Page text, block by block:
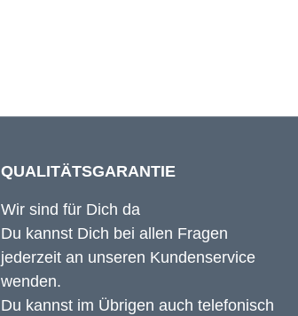
QUALITÄTSGARANTIE
Wir sind für Dich da
Du kannst Dich bei allen Fragen
jederzeit an unseren Kundenservice
wenden.
Du kannst im Übrigen auch telefonisch